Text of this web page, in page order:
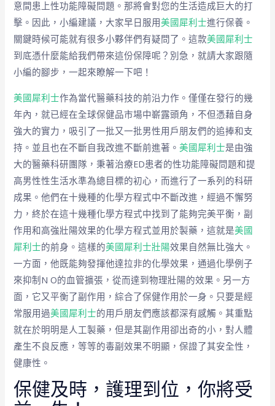
意間患上性功能障礙問題。那將會對您的生活造成巨大的打
擊。因此，小編建議，大家早日服用美國犀利士進行保養。
關鍵時候可能就有很多小夥伴們有疑問了。這款美國犀利士
到底憑什麼能給我們帶來這份保障呢？別急，就請大家跟隨
小編的腳步，一起來瞭解一下吧！
美國犀利士作為當代醫藥科技的前沿力作。僅僅在發行的幾
年內，就已經在全球保健品市場中嶄露頭角，不但憑藉自身
強大的實力，吸引了一批又一批男性用戶朋友們的追捧和支
持。並且也在不斷自我改進不斷前進著。美國犀利士是由強
大的醫藥科研團隊，秉著治療ED患者的性功能障礙問題和提
高男性性生活水準為總目標的初心，而進行了一系列的科研
成果。他們在十幾種的化學方程式中不斷改進，經過不懈努
力，終於在這十幾種化學方程式中找到了能夠完美平衡，副
作用和高強壯陽效果的化學方程式並用於製藥，這就是美國
犀利士的前身。這樣的美國犀利士壯陽效果自然無比強大。
一方面，他既能夠發揮他達拉非的化學效果，通過化學例子
來抑制N O的血管擴張，從而達到物理壯陽的效果。另一方
面，它又平衡了副作用，綜合了保健作用於一身。只要是經
常服用過美國犀利士的用戶朋友們應該都深有感觸。其重點
就在於明明是人工製藥，但是其副作用卻出奇的小，對人體
產生不良反應，等等的毒副效果不明顯，保證了其安全性，
健康性。
保健及時，護理到位，你將受